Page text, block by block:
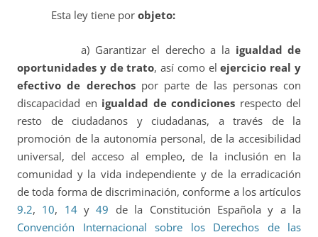
Esta ley tiene por objeto:
a) Garantizar el derecho a la igualdad de
oportunidades y de trato, así como elejercicio real y
efectivo de derechospor parte de las personas con
discapacidad en igualdad de condiciones respecto del
resto de ciudadanos y ciudadanas, a través de la
promoción de la autonomía personal, de la accesibilidad
universal, del acceso al empleo, de la inclusión en la
comunidad y la vida independiente y de la erradicación
de toda forma de discriminación, conforme a los artículos
9.2, 10, 14y49 de la Constitución Española y a la
Convención Internacional sobre los Derechos de las